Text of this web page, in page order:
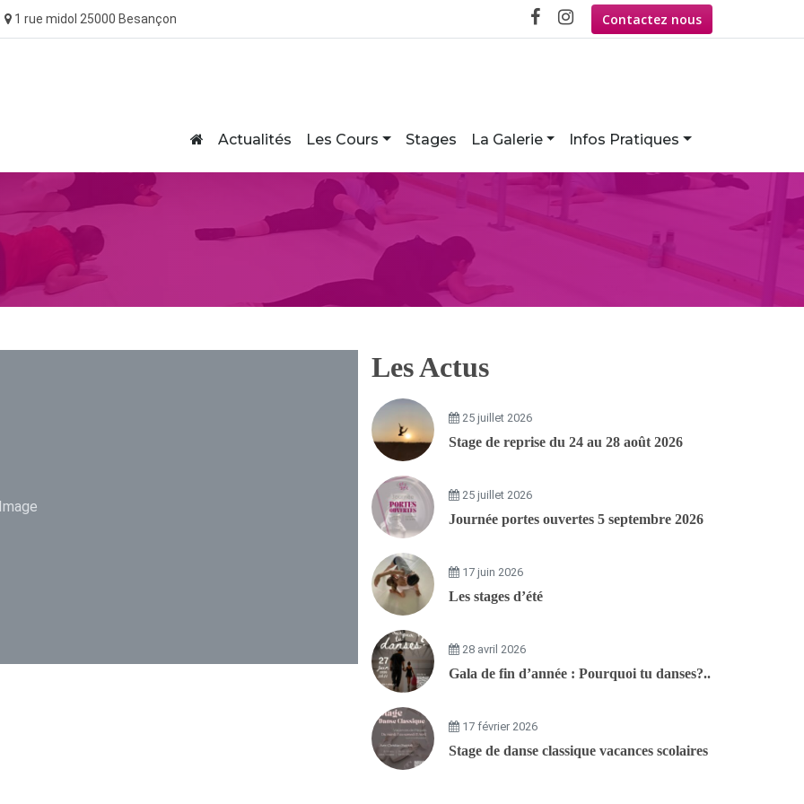
1 rue midol 25000 Besançon Contactez nous
Home
Actualités Les Cours Stages La Galerie Infos Pratiques
Image
Les Actus
25 juillet 2026
Stage de reprise du 24 au 28 août 2026
25 juillet 2026
Journée portes ouvertes 5 septembre 2026
17 juin 2026
Les stages d’été
28 avril 2026
Gala de fin d’année : Pourquoi tu danses?..
17 février 2026
Stage de danse classique vacances scolaires